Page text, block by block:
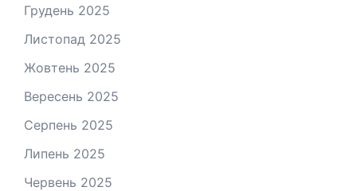
Грудень 2025
Листопад 2025
Жовтень 2025
Вересень 2025
Серпень 2025
Липень 2025
Червень 2025